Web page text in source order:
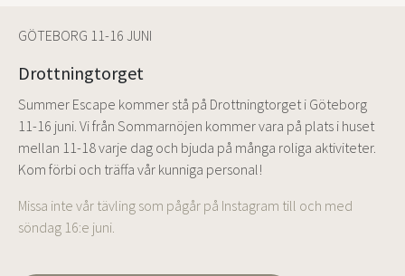
GÖTEBORG 11-16 JUNI
Drottningtorget
Summer Escape kommer stå på Drottningtorget i Göteborg
11-16 juni. Vi från Sommarnöjen kommer vara på plats i huset
mellan 11-18 varje dag och bjuda på många roliga aktiviteter.
Kom förbi och träffa vår kunniga personal!
Missa inte vår tävling som pågår på Instagram till och med
söndag 16:e juni.